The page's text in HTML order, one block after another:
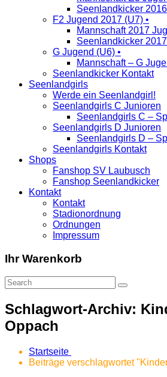
Seenlandkicker
F2 Jugend 2017 (U7) •
Mannschaft 2017
Seenlandkicker
G Jugend (U6) •
Mannschaft – G
Seenlandkicker Kontakt
Seenlandgirls
Werde ein Seenlandgirl!
Seenlandgirls C Junioren
Seenlandgirls C –
Seenlandgirls D Junioren
Seenlandgirls D –
Seenlandgirls Kontakt
Shops
Fanshop SV Laubusch
Fanshop Seenlandkicker
Kontakt
Kontakt
Stadionordnung
Ordnungen
Impressum
Ihr Warenkorb
Schlagwort-Archiv:
Oppach
Startseite
Beiträge verschlagwortet